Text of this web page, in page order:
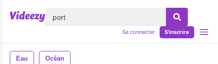
Se connecter S'inscrire
Eau Océan